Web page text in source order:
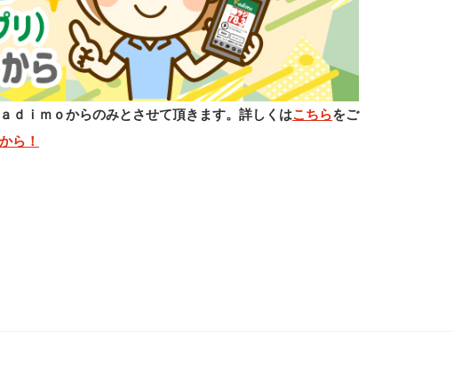
ｄｉｍｏからのみとさせて頂きます。詳しくはこちらをご
ら！